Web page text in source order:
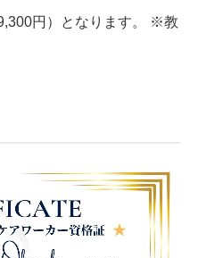
円）となります。 ※教